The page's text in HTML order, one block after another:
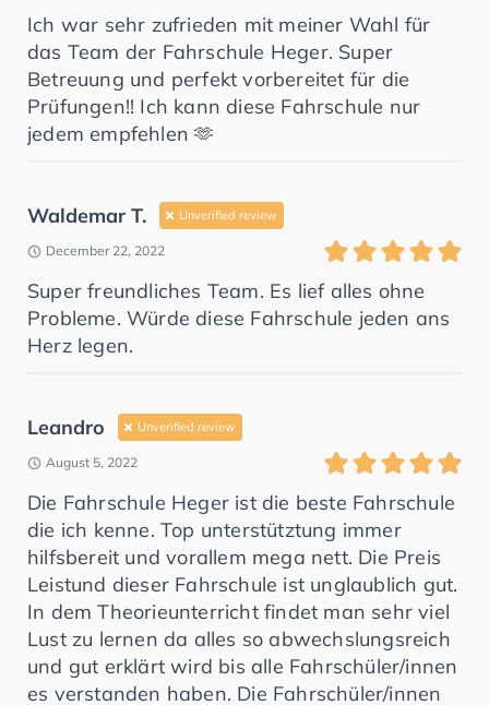
Ich war sehr zufrieden mit meiner Wahl für
das Team der Fahrschule Heger. Super
Betreuung und perfekt vorbereitet für die
Prüfungen!! Ich kann diese Fahrschule nur
jedem empfehlen 🫶
Waldemar T. Unverified review
December 22, 2022
Super freundliches Team. Es lief alles ohne
Probleme. Würde diese Fahrschule jeden ans
Herz legen.
Leandro Unverified review
August 5, 2022
Die Fahrschule Heger ist die beste Fahrschule
die ich kenne. Top unterstütztung immer
hilfsbereit und vorallem mega nett. Die Preis
Leistund dieser Fahrschule ist unglaublich gut.
In dem Theorieunterricht findet man sehr viel
Lust zu lernen da alles so abwechslungsreich
und gut erklärt wird bis alle Fahrschüler/innen
es verstanden haben. Die Fahrschüler/innen